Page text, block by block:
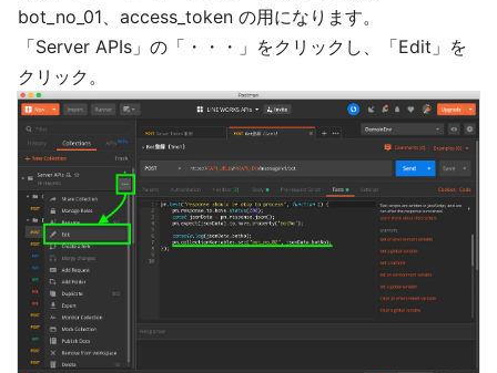
bot_no_01、access_token の用になります。
「Server APIs」の「・・・」をクリックし、「Edit」を
クリック。